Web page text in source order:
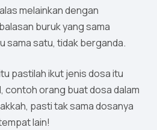
melainkan dengan
buruk yang sama
sama satu, tidak berganda.
pastilah ikut jenis dosa itu
contoh orang buat dosa dalam
pasti tak sama dosanya
lain!